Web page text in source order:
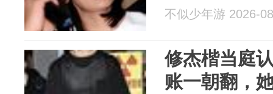
不似少年游 2026-
修杰楷当庭
账一朝翻，